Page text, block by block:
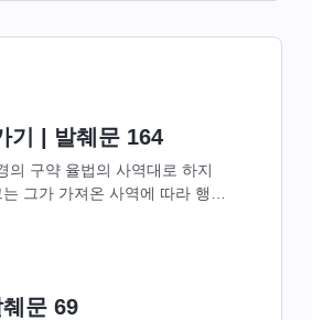
기 | 발췌문 164
의 구약 율법의 사역대로 하지
그가 가져온 사역에 따라 행했
문 69